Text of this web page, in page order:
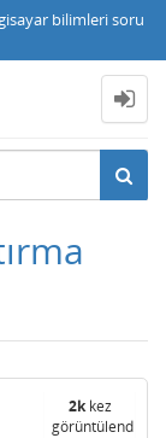
bilimleri soru
2kkez
görüntülendi